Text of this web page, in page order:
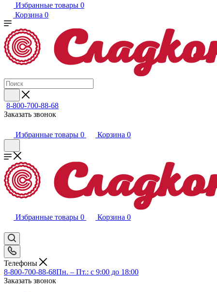
Избранные товары 0
Корзина 0
8-800-700-88-68
Заказать звонок
Избранные товары 0 Корзина 0
Избранные товары 0 Корзина 0
Телефоны
8-800-700-88-68Пн. – Пт.: с 9:00 до 18:00
Заказать звонок